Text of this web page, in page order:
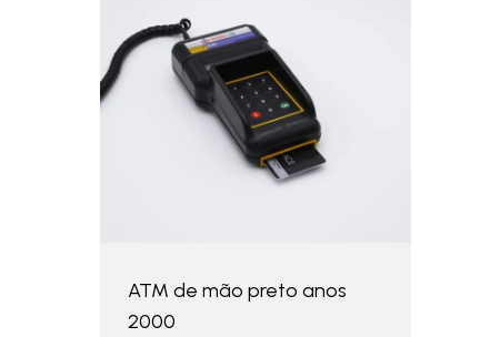
ATM de mão preto anos
2000